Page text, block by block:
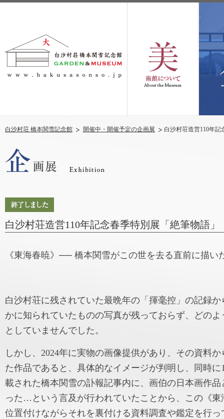
白沙村荘 橋本関雪記念館 開催中・開催予定の企画展 白沙村荘造営110年
白沙村荘造営110年記念春季特別展「絶筆物語」
《東海春暁》── 橋本関雪がこの世を去る直前に描い
白沙村荘に残されていた最晩年の「揮毫控」の記録
かに知られていたものの写真が残っておらず、どの
としていませんでした。
しかし、2024年に実物の画像提供があり、その資料
た作品であると、具体的なイメージが判明し、同時に
載された橋本関雪の訃報記事内に、画伯の日本画作
った…という言及が行われていたことから、この《
位置付けながらそれを裏付ける資料調査や鑑定を行